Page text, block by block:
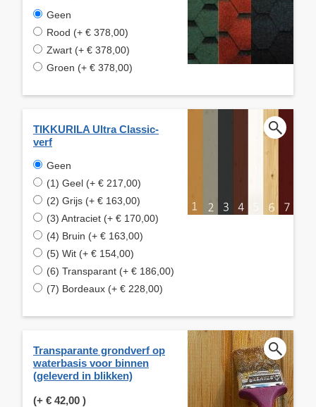
Geen
Rood (+ € 378,00)
Zwart (+ € 378,00)
Groen (+ € 378,00)
TIKKURILA Ultra Classic-
verf
Geen
(1) Geel (+ € 217,00)
(2) Grijs (+ € 163,00)
(3) Antraciet (+ € 170,00)
(4) Bruin (+ € 163,00)
(5) Wit (+ € 154,00)
(6) Transparant (+ € 186,00)
(7) Bordeaux (+ € 228,00)
Transparante grondverf op
waterbasis voor binnen
(geleverd in blikken)
(+ € 42,00 )